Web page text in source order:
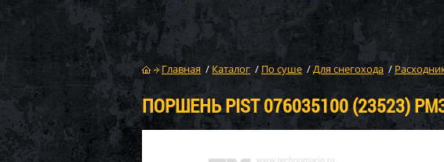
Главная / Каталог / По суше /Для снегохода /
ПОРШЕНЬ PIST 076035100 (23523)